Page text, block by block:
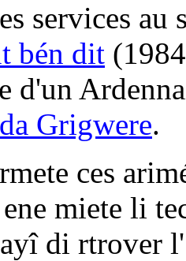
services
bén dit
d'un
Grigwere.
ces
miete li
di rtrover